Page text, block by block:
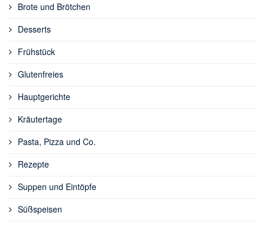
Brote und Brötchen
Desserts
Frühstück
Glutenfreies
Hauptgerichte
Kräutertage
Pasta, Pizza und Co.
Rezepte
Suppen und Eintöpfe
Süßspeisen